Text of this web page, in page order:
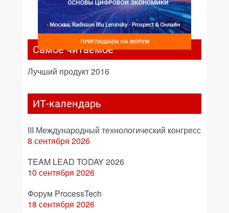
Самое читаемое
Лучший продукт 2016
ИТ-календарь
III Международный технологический конгресс
8 сентября 2026
TEAM LEAD TODAY 2026
10 сентября 2026
Форум ProcessTech
18 сентября 2026